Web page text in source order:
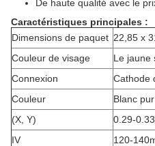
De haute qualité avec le
Caractéristiques principales :
Dimensions de paquet 22,85 x
Couleur de visage
Le jaune
Connexion
Cathode
Couleur
Blanc pur
(X, Y)
0.29-0.33
IV
120-